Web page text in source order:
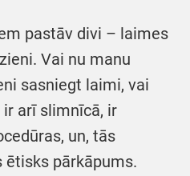
pastāv divi – laimes
Vai nu manu
sasniegt laimi, vai
ir arī slimnīcā, ir
un, tās
ētisks pārkāpums.